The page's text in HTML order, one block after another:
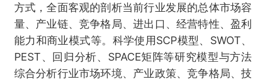
方式，全面客观的剖析当前行业发展的总体市场容
量、产业链、竞争格局、进出口、经营特性、盈利
能力和商业模式等。科学使用SCP模型、SWOT、
PEST、回归分析、SPACE矩阵等研究模型与方法
综合分析行业市场环境、产业政策、竞争格局、技